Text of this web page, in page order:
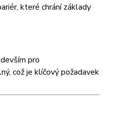
které chrání základy
pro
což je klíčový požadavek